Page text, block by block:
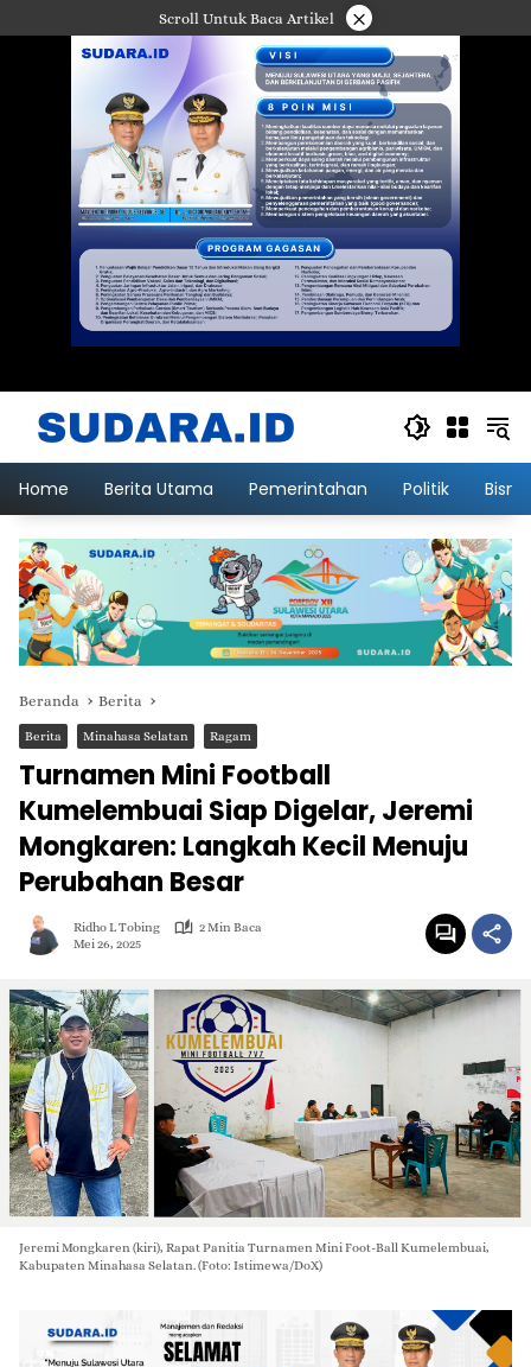
ke
Scroll Untuk Baca Artikel ×
Home Berita Utama Pemerintahan Politik
Beranda Berita
Berita Minahasa Selatan Ragam
Turnamen Mini Football
Kumelembuai Siap Digelar, Jeremi
Mongkaren: Langkah Kecil Menuju
Perubahan Besar
Ridho L Tobing
2 Min Baca
Mei 26, 2025
Jeremi Mongkaren (kiri), Rapat Panitia Turnamen Mini Foot-Ball Kumelembuai,
Kabupaten Minahasa Selatan. (Foto: Istimewa/DoX)